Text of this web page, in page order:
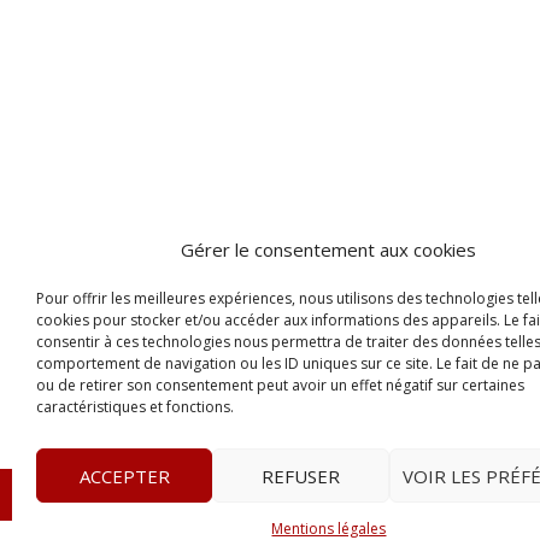
Gérer le consentement aux cookies
Pour offrir les meilleures expériences, nous utilisons des technologies
cookies pour stocker et/ou accéder aux informations des appareils. Le
consentir à ces technologies nous permettra de traiter des données
comportement de navigation ou les ID uniques sur ce site. Le fait de ne
ou de retirer son consentement peut avoir un effet négatif sur certaines
caractéristiques et fonctions.
ACCEPTER REFUSER VOIR LES
Mentions légales
L’apostille